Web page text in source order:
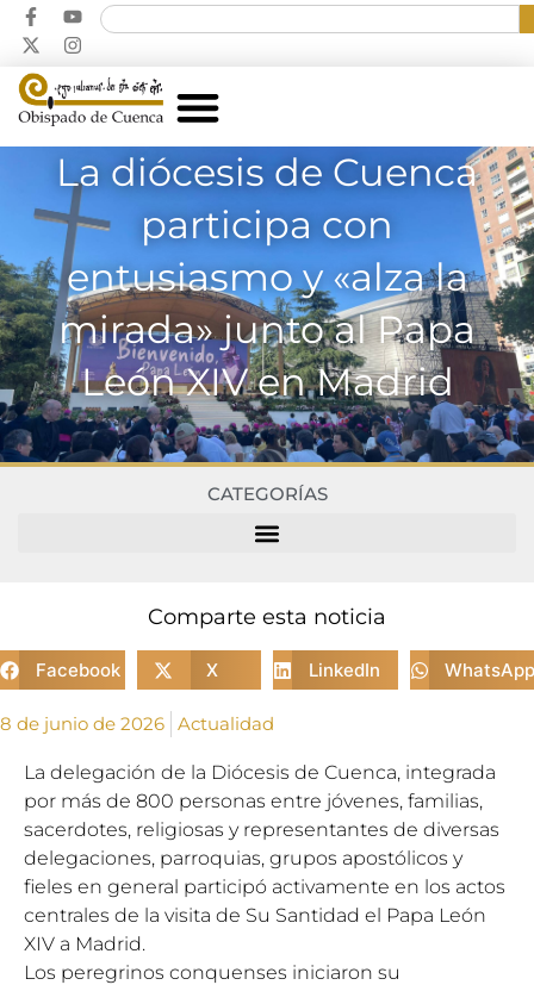
La diócesis de Cuenca
participa con
entusiasmo y «alza la
mirada» junto al Papa
León XIV en Madrid
CATEGORÍAS
Comparte esta noticia
Facebook X LinkedIn WhatsApp
8 de junio de 2026 Actualidad
La delegación de la Diócesis de Cuenca, integrada
por más de 800 personas entre jóvenes, familias,
sacerdotes, religiosas y representantes de diversas
delegaciones, parroquias, grupos apostólicos y
fieles en general participó activamente en los actos
centrales de la visita de Su Santidad el Papa León
XIV a Madrid.
Los peregrinos conquenses iniciaron su